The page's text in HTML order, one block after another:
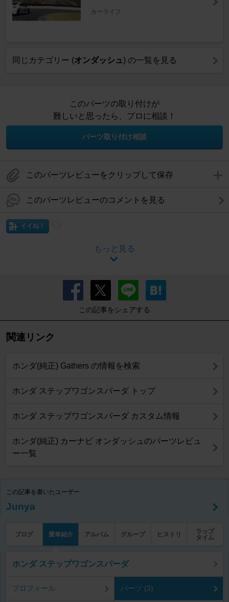
カーライフ
同じカテゴリー (オンダッシュ) の一覧を見る
このパーツの取り付けが
難しいと思ったら、プロに相談！
パーツ取り付け相談
このパーツレビューをクリップして保存
このパーツレビューのコメントを見る
イイね！
もっと見る
この記事をシェアする
関連リンク
ホンダ(純正) Gathers の情報を検索
ホンダ ステップワゴンスパーダ トップ
ホンダ ステップワゴンスパーダ カスタム情報
ホンダ(純正) カーナビ オンダッシュのパーツレビュ
ー一覧
この記事を書いたユーザー
Junya
ブログ 愛車紹介 アルバム グループ ヒストリ
ラップ
タイム
ホンダ ステップワゴンスパーダ
プロフィール パーツ (3)